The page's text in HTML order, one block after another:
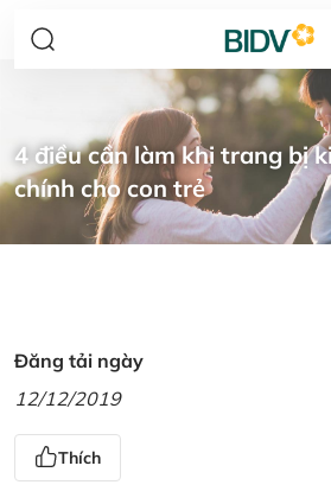
4 điều cần làm khi trang bị
chính cho con trẻ
Đăng tải ngày
12/12/2019
Thích